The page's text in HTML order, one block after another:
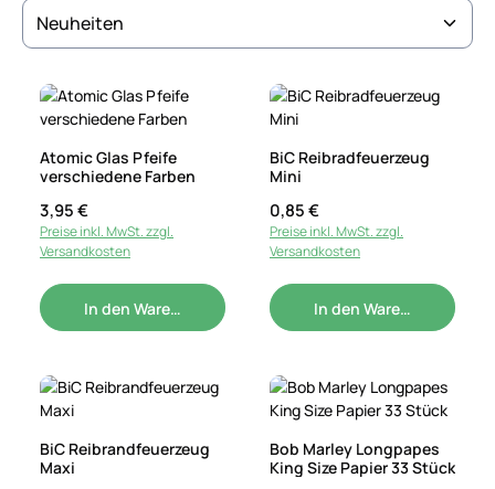
Atomic Glas Pfeife
verschiedene Farben
Regulärer Preis:
3,95 €
Preise inkl. MwSt. zzgl.
Versandkosten
In den Warenkorb
BiC Reibradfeuerzeug
Mini
Regulärer Preis:
0,85 €
Preise inkl. MwSt. zzgl.
Versandkosten
In den Warenkorb
BiC Reibrandfeuerzeug
Maxi
Bob Marley Longpapes
King Size Papier 33 Stück